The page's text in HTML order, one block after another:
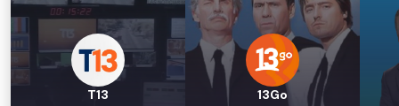
T13 13Go